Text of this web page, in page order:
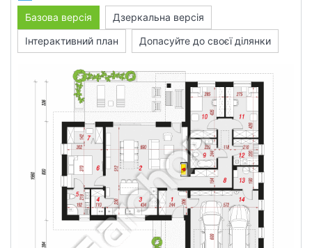
Базова версія
Дзеркальна версія
Інтерактивний план
Допасуйте до своєї ділянки